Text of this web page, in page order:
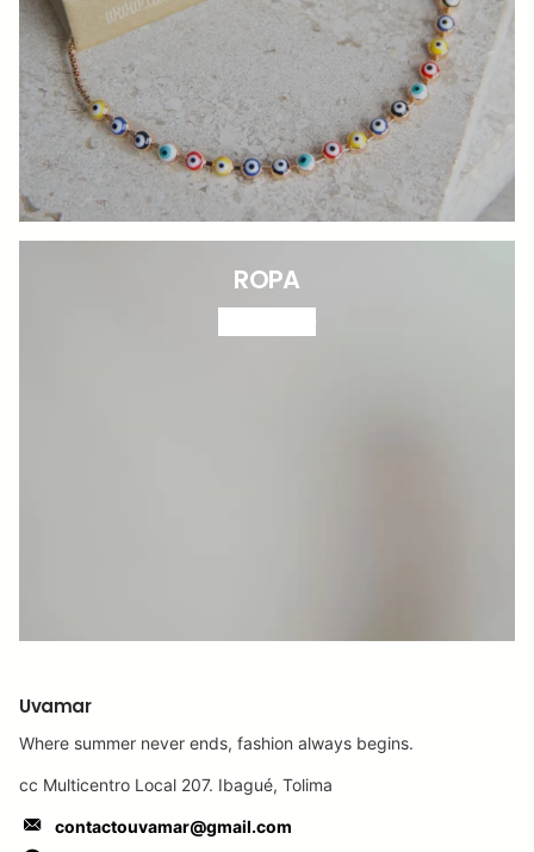
ROPA
Uvamar
Where summer never ends, fashion always begins.
cc Multicentro Local 207. Ibagué, Tolima
contactouvamar@gmail.com